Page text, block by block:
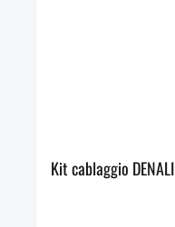
Kit cablaggio DENALI